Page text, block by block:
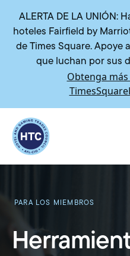
ALERTA DE LA UNIÓN:
hoteles Fairfield by
de Times Square. Apoye
que luchan por sus
Obtenga
Return to homepage
PARA LOS MIEMBROS